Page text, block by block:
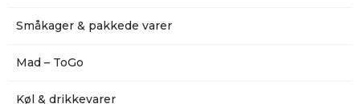
Småkager & pakkede varer
Mad – ToGo
Køl & drikkevarer